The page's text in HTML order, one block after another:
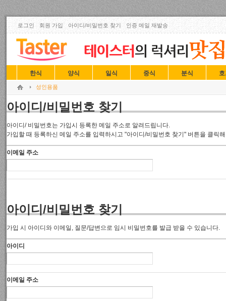
로그인 회원 가입 아이디/비밀번호 찾기 인증 메일 재발송
한식 양식 일식 중식 분식
성인용품
아이디/비밀번호 찾기
아이디/ 비밀번호는 가입시 등록한 메일 주소로 알려드립니다.
가입할 때 등록하신 메일 주소를 입력하시고 "아이디/비밀번호 찾기" 버튼을 클릭
이메일 주소
아이디/비밀번호 찾기
가입 시 아이디와 이메일, 질문/답변으로 임시 비밀번호를 발급 받을 수 있습니다.
아이디
이메일 주소